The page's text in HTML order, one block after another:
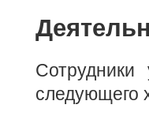
Сотрудники
следующего